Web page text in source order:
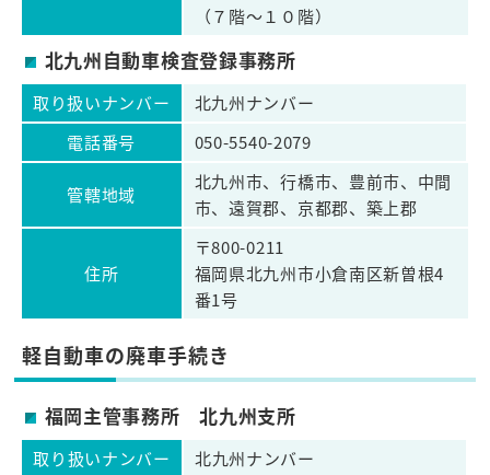
（７階～１０階）
北九州自動車検査登録事務所
取り扱いナンバー
北九州ナンバー
電話番号
050-5540-2079
管轄地域
北九州市、行橋市、豊前市、中間
市、遠賀郡、京都郡、築上郡
住所
〒800-0211
福岡県北九州市小倉南区新曽根4
番1号
軽自動車の廃車手続き
福岡主管事務所 北九州支所
取り扱いナンバー
北九州ナンバー